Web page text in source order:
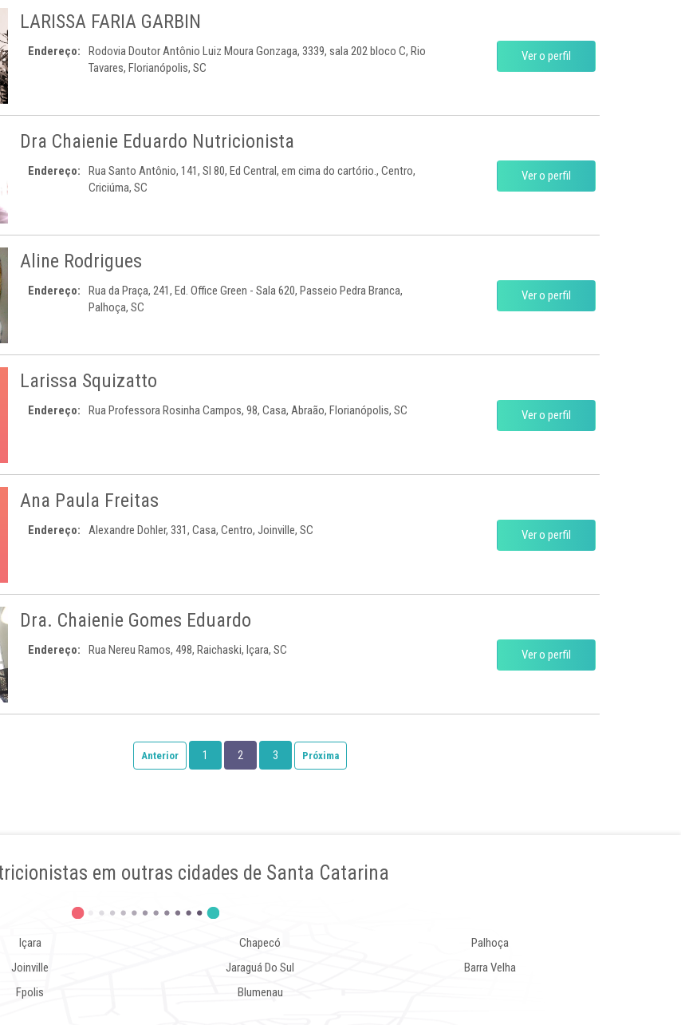
LARISSA FARIA GARBIN
Endereço:
Rodovia Doutor Antônio Luiz Moura Gonzaga, 3339, sala 202 bloco C, Rio
Tavares, Florianópolis, SC
Ver o perfil
Dra Chaienie Eduardo Nutricionista
Endereço:
Rua Santo Antônio, 141, Sl 80, Ed Central, em cima do cartório., Centro,
Criciúma, SC
Ver o perfil
Aline Rodrigues
Endereço:
Rua da Praça, 241, Ed. Office Green - Sala 620, Passeio Pedra Branca,
Palhoça, SC
Ver o perfil
Larissa Squizatto
Endereço: Rua Professora Rosinha Campos, 98, Casa, Abraão, Florianópolis, SC Ver o perfil
Ana Paula Freitas
Endereço: Alexandre Dohler, 331, Casa, Centro, Joinville, SC Ver o perfil
Dra. Chaienie Gomes Eduardo
Endereço: Rua Nereu Ramos, 498, Raichaski, Içara, SC Ver o perfil
Anterior 1 2 3 Próxima
em outras cidades de Santa Catarina
Içara
Joinville
Fpolis
Chapecó
Jaraguá Do Sul
Blumenau
Palhoça
Barra Velha